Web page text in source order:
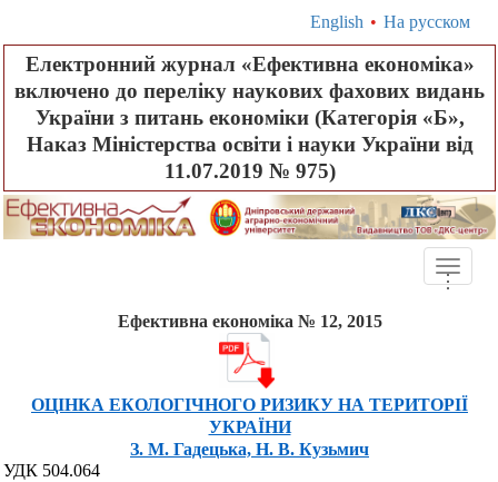
English • На русском
Електронний журнал «Ефективна економіка»
включено до переліку наукових фахових видань
України з питань економіки (Категорія «Б»,
Наказ Міністерства освіти і науки України від
11.07.2019 № 975)
Toggle
...
Ефективна економіка № 12, 2015
ОЦІНКА ЕКОЛОГІЧНОГО РИЗИКУ НА ТЕРИТОРІЇ
УКРАЇНИ
З. М. Гадецька, Н. В. Кузьмич
УДК 504.064